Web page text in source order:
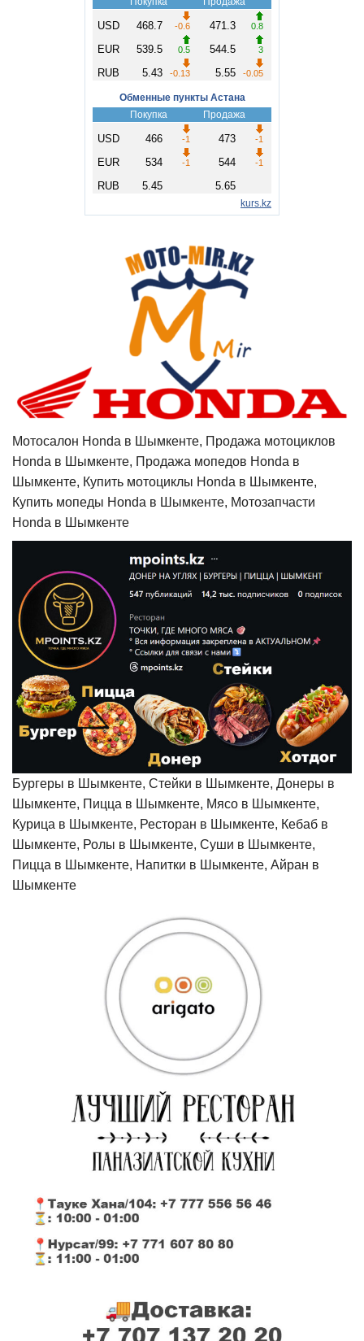
Мотосалон Honda в Шымкенте, Продажа мотоциклов
Honda в Шымкенте, Продажа мопедов Honda в
Шымкенте, Купить мотоциклы Honda в Шымкенте,
Купить мопеды Honda в Шымкенте, Мотозапчасти
Honda в Шымкенте
Бургеры в Шымкенте, Стейки в Шымкенте, Донеры в
Шымкенте, Пицца в Шымкенте, Мясо в Шымкенте,
Курица в Шымкенте, Ресторан в Шымкенте, Кебаб в
Шымкенте, Ролы в Шымкенте, Суши в Шымкенте,
Пицца в Шымкенте, Напитки в Шымкенте, Айран в
Шымкенте